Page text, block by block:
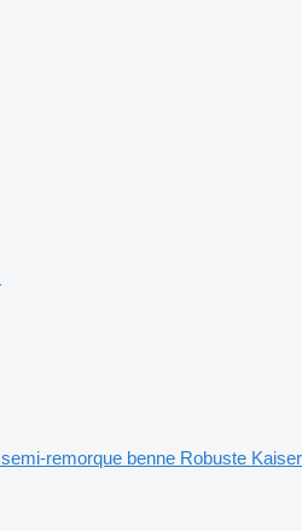
semi-remorque benne Robuste Kaiser